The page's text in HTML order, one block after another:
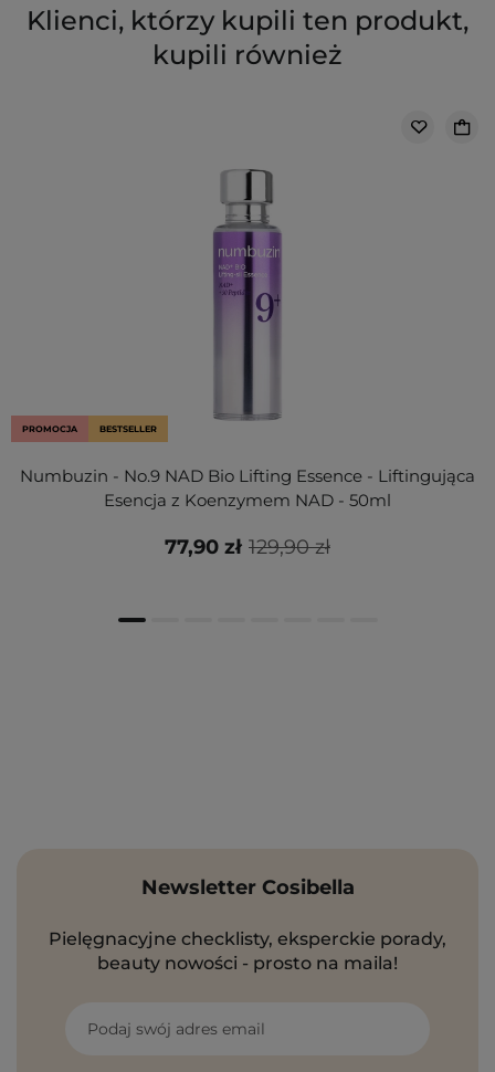
Klienci, którzy kupili ten produkt,
kupili również
PROMOCJA BESTSELLER
Numbuzin - No.9 NAD Bio Lifting Essence - Liftingująca
Esencja z Koenzymem NAD - 50ml
129,90 zł
77,90 zł
Newsletter Cosibella
Pielęgnacyjne checklisty, eksperckie porady,
beauty nowości - prosto na maila!
Podaj swój adres email